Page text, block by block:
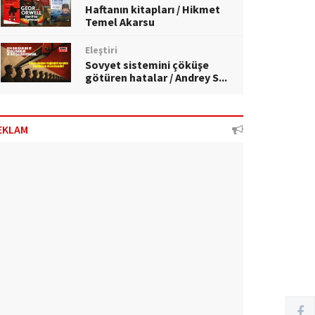
Haftanın kitapları / Hikmet
Temel Akarsu
Eleştiri
Sovyet sistemini çöküşe
götüren hatalar / Andrey S...